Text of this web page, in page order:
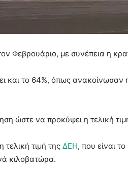
Φεβρουάριο, με συνέπεια η
και το 64%, όπως ανακοίνωσαν
ώστε να προκύψει η τελική
τελική τιμή της ΔΕΗ, που είναι
κιλοβατώρα.